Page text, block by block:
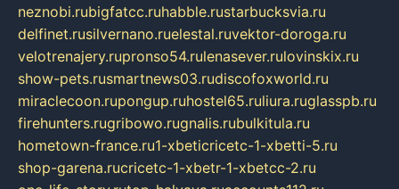
neznobi.rubigfatcc.ruhabble.rustarbucksvia.ru
delfinet.rusilvernano.ruelestal.ruvektor-doroga.ru
velotrenajery.rupronso54.rulenasever.rulovinskix.ru
show-pets.rusmartnews03.rudiscofoxworld.ru
miraclecoon.rupongup.ruhostel65.ruliura.ruglasspb.ru
firehunters.rugribowo.rugnalis.rubulkitula.ru
hometown-france.ru1-xbeticricetc-1-xbetti-5.ru
shop-garena.rucricetc-1-xbetr-1-xbetcc-2.ru